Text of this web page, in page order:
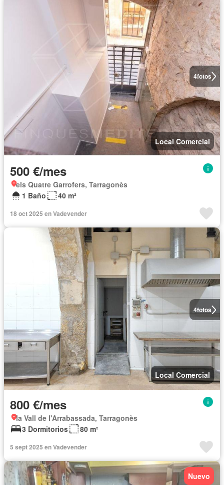
4fotos
Local Comercial
500 €/mes
els Quatre Garrofers, Tarragonès
1 Baño
40 m²
18 oct 2025 en Vadevender
4fotos
Local Comercial
800 €/mes
la Vall de l'Arrabassada, Tarragonès
3 Dormitorios
80 m²
5 sept 2025 en Vadevender
Nuevo